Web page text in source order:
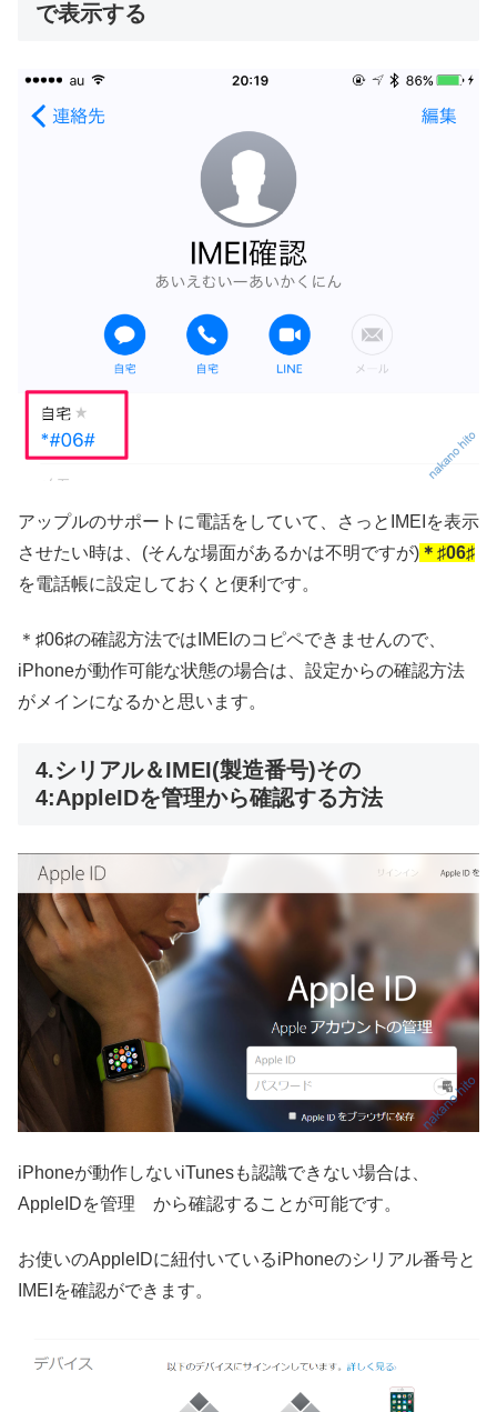
で表示する
アップルのサポートに電話をしていて、さっとIMEIを表示
させたい時は、(そんな場面があるかは不明ですが) ＊♯06♯
を電話帳に設定しておくと便利です。
＊♯06♯の確認方法ではIMEIのコピペできませんので、
iPhoneが動作可能な状態の場合は、設定からの確認方法
がメインになるかと思います。
4.シリアル＆IMEI(製造番号)その
4:AppleIDを管理から確認する方法
iPhoneが動作しないiTunesも認識できない場合は、
AppleIDを管理 から確認することが可能です。
お使いのAppleIDに紐付いているiPhoneのシリアル番号と
IMEIを確認ができます。